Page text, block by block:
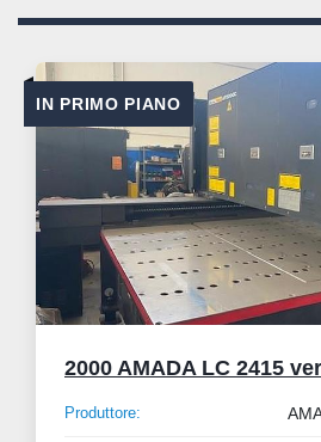
IN PRIMO PIANO
2000 AMADA LC 2415
Produttore: